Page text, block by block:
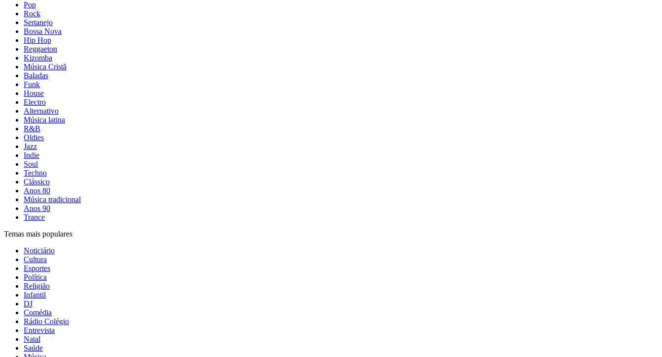
Pop
Rock
Sertanejo
Bossa Nova
Hip Hop
Reggaeton
Kizomba
Música Cristã
Baladas
Funk
House
Electro
Alternativo
Música latina
R&B
Oldies
Jazz
Indie
Soul
Techno
Clássico
Anos 80
Música tradicional
Anos 90
Trance
Temas mais populares
Noticiário
Cultura
Esportes
Política
Religião
Infantil
DJ
Comédia
Rádio Colégio
Entrevista
Natal
Saúde